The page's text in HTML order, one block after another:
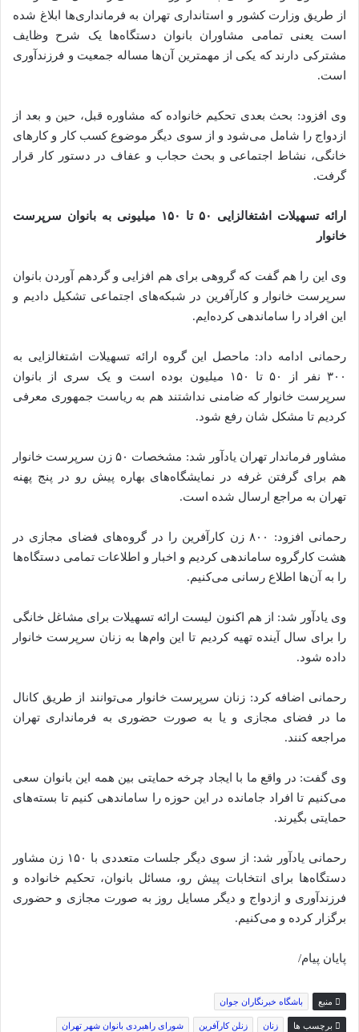
از طریق وزارت کشور و استانداری تهران به فرمانداری‌ها ابلاغ شده
است یعنی تمامی مشاوران بانوان دستگاه‌ها یک شرح وظایف
مشترکی دارند که یکی از مهمترین آن‌ها مساله جمعیت و فرزندآوری
است.
وی افزود: بحث بعدی تحکیم خانواده که مشاوره قبل، حین و بعد از
ازدواج را شامل می‌شود و از سوی دیگر موضوع کسب کار و کار‌های
خانگی، نشاط اجتماعی و بحث حجاب و عفاف در دستور کار قرار
گرفت.
ارائه تسهیلات اشتغالزایی ۵۰ تا ۱۵۰ میلیونی به بانوان سرپرست
خانوار
وی این را هم گفت که گروهی برای هم افزایی و گردهم آوردن بانوان
سرپرست خانوار و کارآفرین در شبکه‌های اجتماعی تشکیل دادیم و
این افراد را ساماندهی کرده‌ایم.
رحمانی ادامه داد: ماحصل این گروه ارائه تسهیلات اشتغالزایی به
۳۰۰ نفر از ۵۰ تا ۱۵۰ میلیون بوده است و یک سری از بانوان
سرپرست خانوار که ضامنی نداشتند هم به ریاست جمهوری معرفی
کردیم تا مشکل شان رفع شود.
مشاور فرماندار تهران یادآور شد: مشخصات ۵۰ زن سرپرست خانوار
هم برای گرفتن غرفه در نمایشگاه‌های بهاره پیش رو در پنج پهنه
تهران به مراجع ارسال شده است.
رحمانی افزود: ۸۰۰ زن کارآفرین را در گروه‌های فضای مجازی در
هشت کارگروه ساماندهی کردیم و اخبار و اطلاعات تمامی دستگاه‌ها
را به آن‌ها اطلاع رسانی می‌کنیم.
وی یادآور شد: از هم اکنون لیست ارائه تسهیلات برای مشاغل خانگی
را برای سال آینده تهیه کردیم تا این وام‌ها به زنان سرپرست خانوار
داده شود.
رحمانی اضافه کرد: زنان سرپرست خانوار می‌توانند از طریق کانال
ما در فضای مجازی و یا به صورت حضوری به فرمانداری تهران
مراجعه کنند.
وی گفت: در واقع ما با ایجاد چرخه حمایتی بین همه این بانوان سعی
می‌کنیم تا افراد جامانده در این حوزه را ساماندهی کنیم تا بسته‌های
حمایتی بگیرند.
رحمانی یادآور شد: از سوی دیگر جلسات متعددی با ۱۵۰ زن مشاور
دستگاه‌ها برای انتخابات پیش رو، مسائل بانوان، تحکیم خانواده و
فرزندآوری و ازدواج و دیگر مسایل روز به صورت مجازی و حضوری
برگزار کرده و می‌کنیم.
پایان پیام/
منبع باشگاه خبرنگاران جوان
برچسب ها زنان زنلن کارآفرین شورای راهبردی بانوان شهر تهران